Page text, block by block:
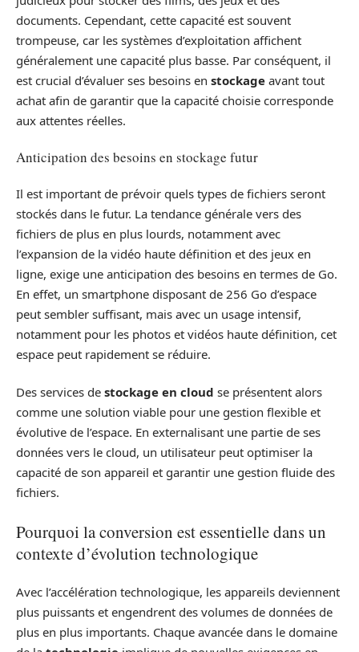
documents. Cependant, cette capacité est souvent
trompeuse, car les systèmes d’exploitation affichent
généralement une capacité plus basse. Par conséquent, il
est crucial d’évaluer ses besoins en stockage avant tout
achat afin de garantir que la capacité choisie corresponde
aux attentes réelles.
Anticipation des besoins en stockage futur
Il est important de prévoir quels types de fichiers seront
stockés dans le futur. La tendance générale vers des
fichiers de plus en plus lourds, notamment avec
l’expansion de la vidéo haute définition et des jeux en
ligne, exige une anticipation des besoins en termes de Go.
En effet, un smartphone disposant de 256 Go d’espace
peut sembler suffisant, mais avec un usage intensif,
notamment pour les photos et vidéos haute définition, cet
espace peut rapidement se réduire.
Des services de stockage en cloud se présentent alors
comme une solution viable pour une gestion flexible et
évolutive de l’espace. En externalisant une partie de ses
données vers le cloud, un utilisateur peut optimiser la
capacité de son appareil et garantir une gestion fluide des
fichiers.
Pourquoi la conversion est essentielle dans un
contexte d’évolution technologique
Avec l’accélération technologique, les appareils deviennent
plus puissants et engendrent des volumes de données de
plus en plus importants. Chaque avancée dans le domaine